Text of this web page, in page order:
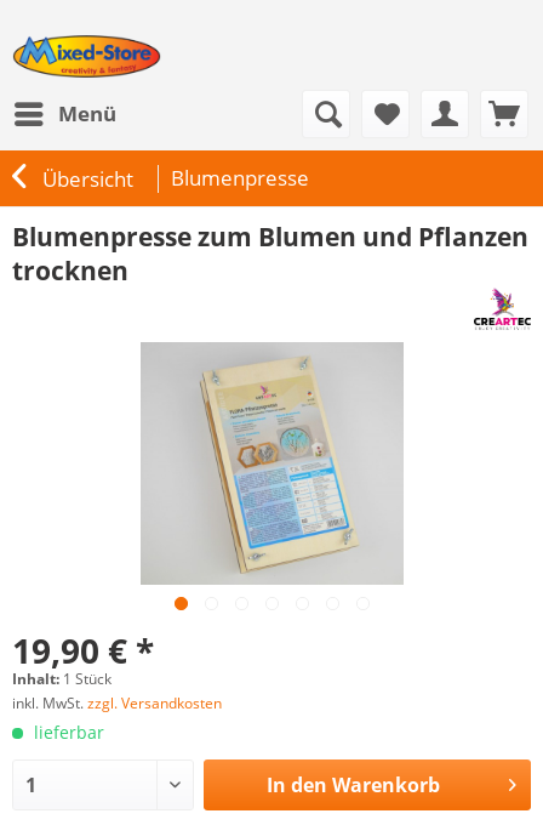
Menü
Übersicht Blumenpresse
Blumenpresse zum Blumen und Pflanzen
trocknen
19,90 € *
Inhalt: 1 Stück
inkl. MwSt.zzgl. Versandkosten
lieferbar
In den Warenkorb